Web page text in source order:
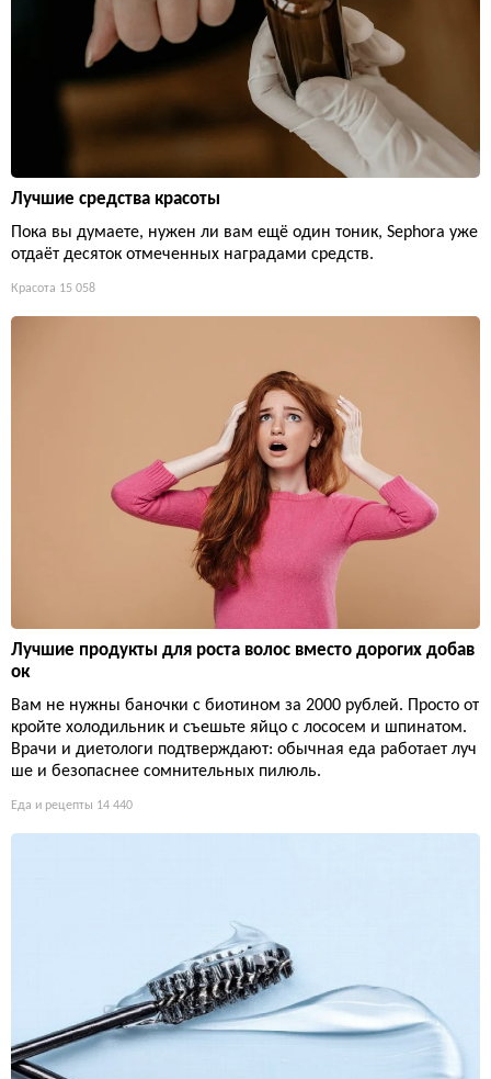
Лучшие средства красоты
Пока вы думаете, нужен ли вам ещё один тоник, Sephora уже
отдаёт десяток отмеченных наградами средств.
Красота 15 058
Лучшие продукты для роста волос вместо дорогих добав
ок
Вам не нужны баночки с биотином за 2000 рублей. Просто от
кройте холодильник и съешьте яйцо с лососем и шпинатом.
Врачи и диетологи подтверждают: обычная еда работает луч
ше и безопаснее сомнительных пилюль.
Еда и рецепты 14 440